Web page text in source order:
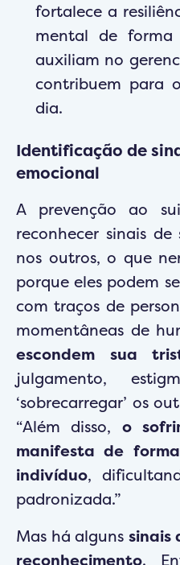
fortalece a
mental de forma
auxiliam no
contribuem para
dia.
Identificação de
emocional
A prevenção ao
reconhecer sinais
nos outros, o que
porque eles podem
com traços de
momentâneas de
escondem sua
julgamento,
‘sobrecarregar’ os
“Além disso, o
manifesta de
indivíduo,
padronizada.”
Mas há alguns sinais
reconhecimento.